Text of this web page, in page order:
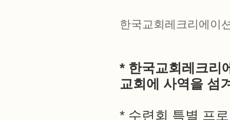
한국교회레크리에이
* 한국교회레크리
교회에 사역을 섬
* 수련회 특별 프